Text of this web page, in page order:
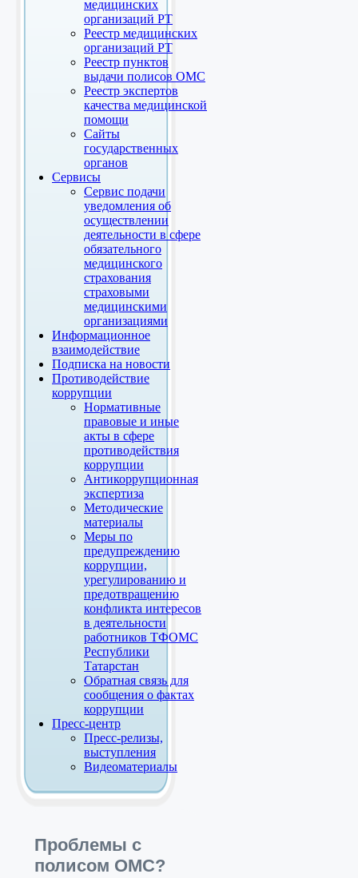
медицинских
организаций РТ
Реестр медицинских
организаций РТ
Реестр пунктов
выдачи полисов ОМС
Реестр экспертов
качества медицинской
помощи
Сайты
государственных
органов
Сервисы
Сервис подачи
уведомления об
осуществлении
деятельности в сфере
обязательного
медицинского
страхования
страховыми
медицинскими
организациями
Информационное
взаимодействие
Подписка на новости
Противодействие
коррупции
Нормативные
правовые и иные
акты в сфере
противодействия
коррупции
Антикоррупционная
экспертиза
Методические
материалы
Меры по
предупреждению
коррупции,
урегулированию и
предотвращению
конфликта интересов
в деятельности
работников ТФОМС
Республики
Татарстан
Обратная связь для
сообщения о фактах
коррупции
Пресс-центр
Пресс-релизы,
выступления
Видеоматериалы
Проблемы с
полисом ОМС?